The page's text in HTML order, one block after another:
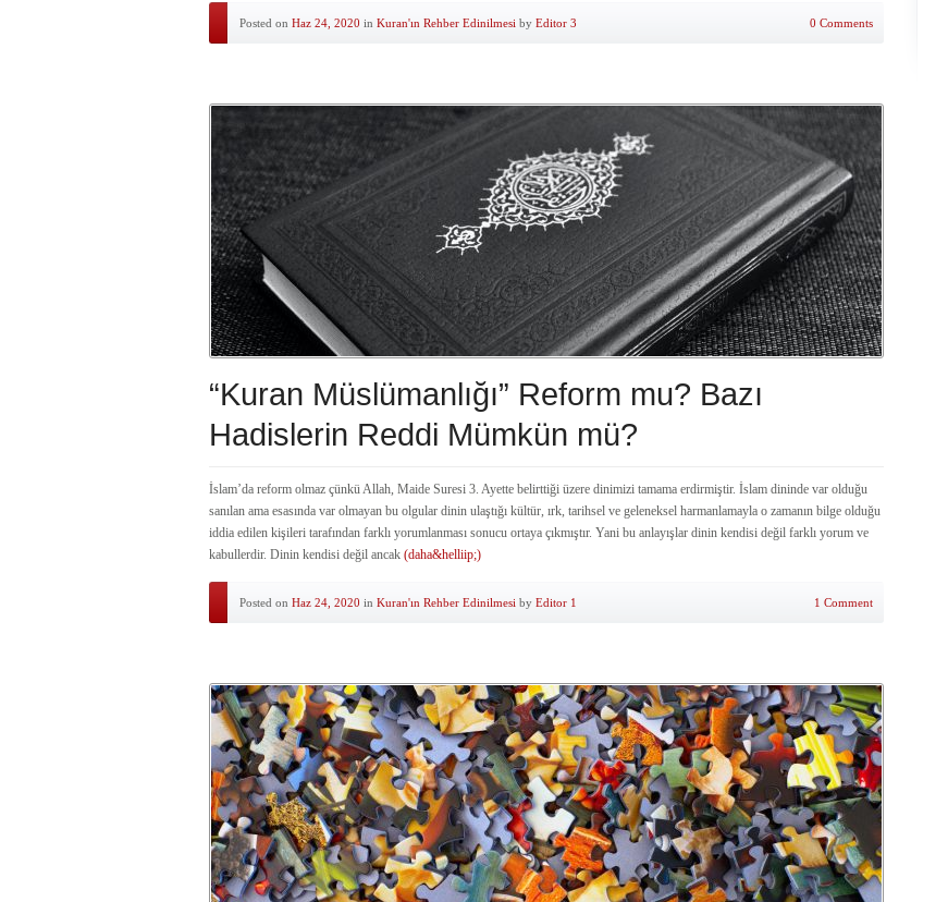
Posted on Haz 24, 2020 in Kuran'ın Rehber Edinilmesi by Editor 3 0 Comments
“Kuran Müslümanlığı” Reform mu? Bazı
Hadislerin Reddi Mümkün mü?
İslam’da reform olmaz çünkü Allah, Maide Suresi 3. Ayette belirttiği üzere dinimizi tamama erdirmiştir. İslam dininde var olduğu
sanılan ama esasında var olmayan bu olgular dinin ulaştığı kültür, ırk, tarihsel ve geleneksel harmanlamayla o zamanın bilge olduğu
iddia edilen kişileri tarafından farklı yorumlanması sonucu ortaya çıkmıştır. Yani bu anlayışlar dinin kendisi değil farklı yorum ve
kabullerdir. Dinin kendisi değil ancak (daha&helliip;)
Posted on Haz 24, 2020 in Kuran'ın Rehber Edinilmesi by Editor 1 1 Comment